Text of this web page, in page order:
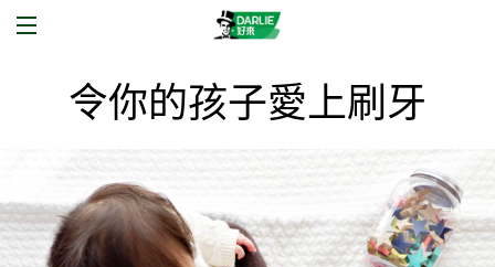
令你的孩子愛上刷牙